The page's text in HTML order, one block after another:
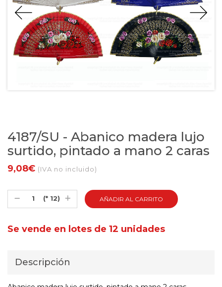
4187/SU - Abanico madera lujo
surtido, pintado a mano 2 caras
9,08€ (IVA no incluido)
(* 12)
Se vende en lotes de 12 unidades
Descripción